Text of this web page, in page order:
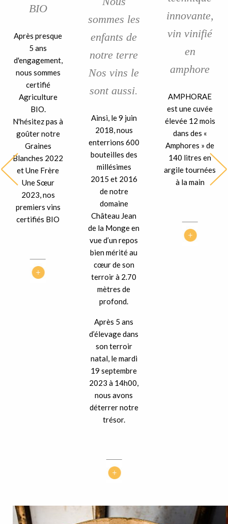
BIO
Après presque
5 ans
d'engagement,
nous sommes
certifié
Agriculture
BIO.
N'hésitez pas à
goûter notre
Graines
Blanches 2022
et Une Frère
Une Sœur
2023, nos
premiers vins
certifiés BIO
sommes les
enfants de
notre terre
Nos vins le
sont aussi.
Ainsi, le 9 juin
2018, nous
enterrions 600
bouteilles des
millésimes
2015 et 2016
de notre
domaine
Château Jean
de la Monge en
vue d’un repos
bien mérité au
cœur de son
terroir à 2.70
mètres de
profond.
Après 5 ans
d’élevage dans
son terroir
natal, le mardi
19 septembre
2023 à 14h00,
nous avons
déterrer notre
trésor.
innovante,
vin vinifié
en
amphore
AMPHORAE
est une cuvée
élevée 12 mois
dans des «
Amphores » de
140 litres en
argile tournées
à la main